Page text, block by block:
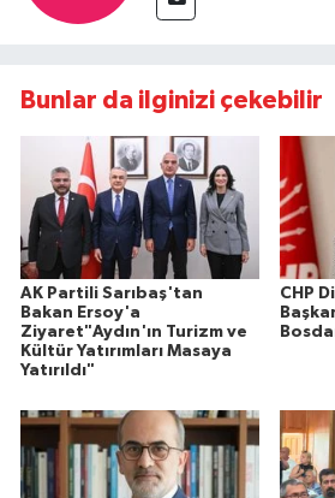
Bunlar da ilginizi çekebilir
AK Partili Sarıbaş'tan
Bakan Ersoy'a
Ziyaret"Aydın'ın Turizm ve
Kültür Yatırımları Masaya
Yatırıldı"
CHP